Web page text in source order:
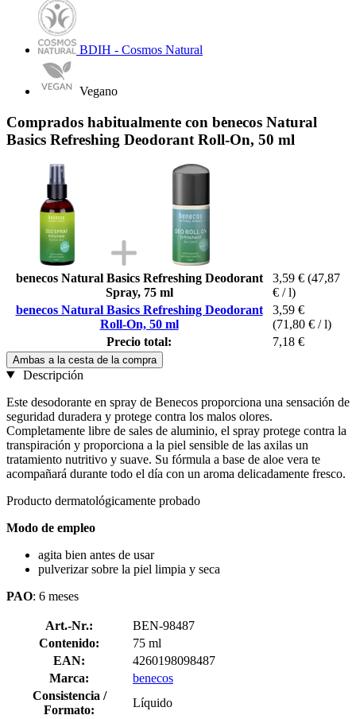
BDIH - Cosmos Natural
Vegano
Comprados habitualmente con benecos Natural
Basics Refreshing Deodorant Roll-On, 50 ml
benecos Natural Basics Refreshing Deodorant
Spray, 75 ml
3,59 € (47,87
€ / l)
benecos Natural Basics Refreshing Deodorant
Roll-On, 50 ml
3,59 €
(71,80 € / l)
Precio total:
7,18 €
Ambas a la cesta de la compra
Descripción
Este desodorante en spray de Benecos proporciona una sensación de
seguridad duradera y protege contra los malos olores.
Completamente libre de sales de aluminio, el spray protege contra la
transpiración y proporciona a la piel sensible de las axilas un
tratamiento nutritivo y suave. Su fórmula a base de aloe vera te
acompañará durante todo el día con un aroma delicadamente fresco.
Producto dermatológicamente probado
Modo de empleo
agita bien antes de usar
pulverizar sobre la piel limpia y seca
PAO: 6 meses
Art.-Nr.:
BEN-98487
Contenido:
75 ml
EAN:
4260198098487
Marca:
benecos
Consistencia /
Formato:
Líquido